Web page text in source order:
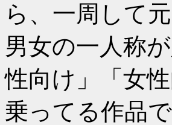
ら、一周して
男女の一人称
性向け」「女
乗ってる作品